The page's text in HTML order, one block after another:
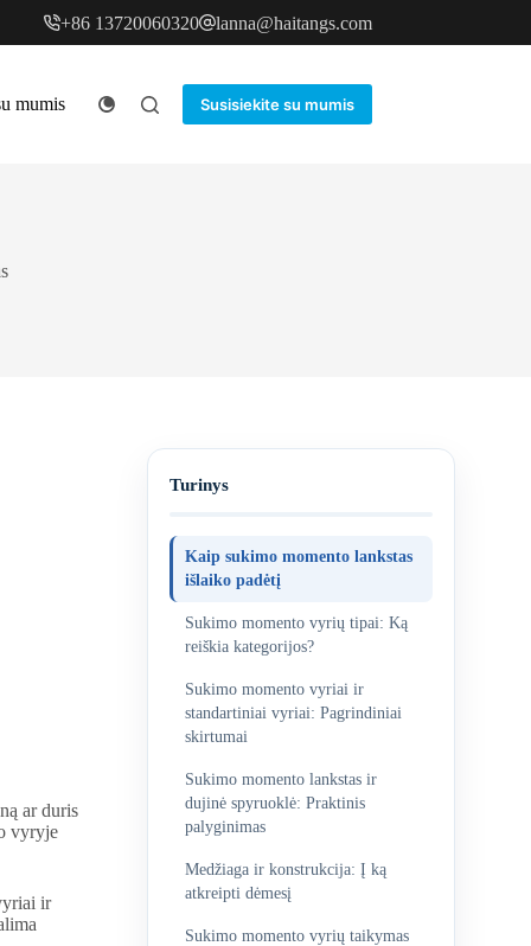
+86 13720060320 lanna@haitangs.com
mumis Susisiekite su mumis
ar duris
vyryje
ir
Turinys
Kaip sukimo momento lankstas
išlaiko padėtį
Sukimo momento vyrių tipai: Ką
reiškia kategorijos?
Sukimo momento vyriai ir
standartiniai vyriai: Pagrindiniai
skirtumai
Sukimo momento lankstas ir
dujinė spyruoklė: Praktinis
palyginimas
Medžiaga ir konstrukcija: Į ką
atkreipti dėmesį
Sukimo momento vyrių taikymas